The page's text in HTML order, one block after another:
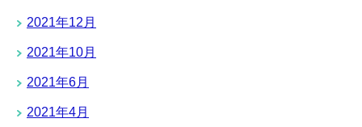
2021年12月
2021年10月
2021年6月
2021年4月